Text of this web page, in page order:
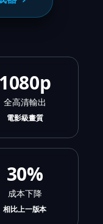
1080p
全高清輸出
電影級畫質
30%
成本下降
相比上一版本